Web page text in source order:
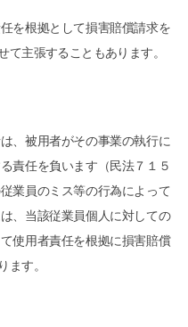
を根拠として損害賠償請求を
主張することもあります。
、被用者がその事業の執行に
責任を負います（民法７１５
業員のミス等の行為によって
、当該従業員個人に対しての
使用者責任を根拠に損害賠償
ます。